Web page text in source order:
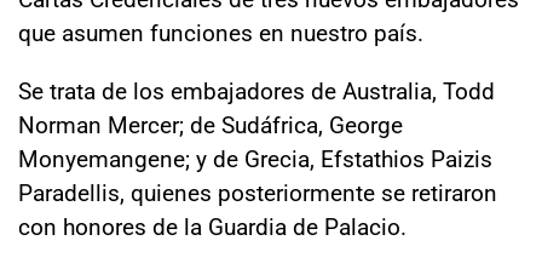
que asumen funciones en nuestro país.
Se trata de los embajadores de Australia, Todd
Norman Mercer; de Sudáfrica, George
Monyemangene; y de Grecia, Efstathios Paizis
Paradellis, quienes posteriormente se retiraron
con honores de la Guardia de Palacio.